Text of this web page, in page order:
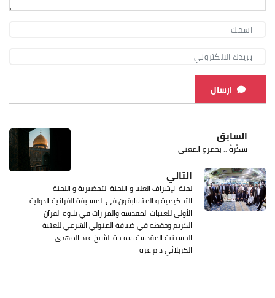
ارسال
السابق
سكْرةٌ .. بخمرةِ المعنى
التالي
لجنة الإشراف العليا و اللجنة التحضيرية و اللجنة
التحكيمية و المتسابقون في المسابقة القرآنية الدولية
الأولى للعتبات المقدسة والمزارات في تلاوة القرآن
الكريم وحفظه في ضيافة المتولي الشرعي للعتبة
الحسينية المقدسة سماحة الشيخ عبد المهدي
الكربلائي دام عزه